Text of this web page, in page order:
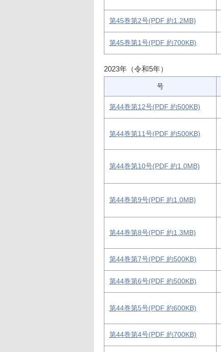
第45巻第2号(PDF 約1.2MB)
第45巻第1号(PDF 約700KB)
2023年（令和5年）
号
第44巻第12号(PDF 約500KB)
第44巻第11号(PDF 約500KB)
第44巻第10号(PDF 約1.0MB)
第44巻第9号(PDF 約1.0MB)
第44巻第8号(PDF 約1.3MB)
第44巻第7号(PDF 約500KB)
第44巻第6号(PDF 約500KB)
第44巻第5号(PDF 約600KB)
第44巻第4号(PDF 約700KB)